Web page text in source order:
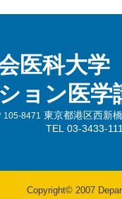
医科大学
ョン医学
105-8471
東京都港区西新
TEL 03-3433-
Copyright© 2007